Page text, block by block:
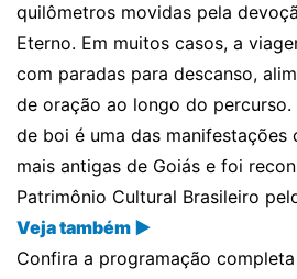
quilômetros movidas pela
Eterno. Em muitos casos, a
com paradas para descanso,
de oração ao longo do
de boi é uma das manifestações
mais antigas de Goiás e foi
Patrimônio Cultural Brasileiro
Veja também ▶
Confira a programação